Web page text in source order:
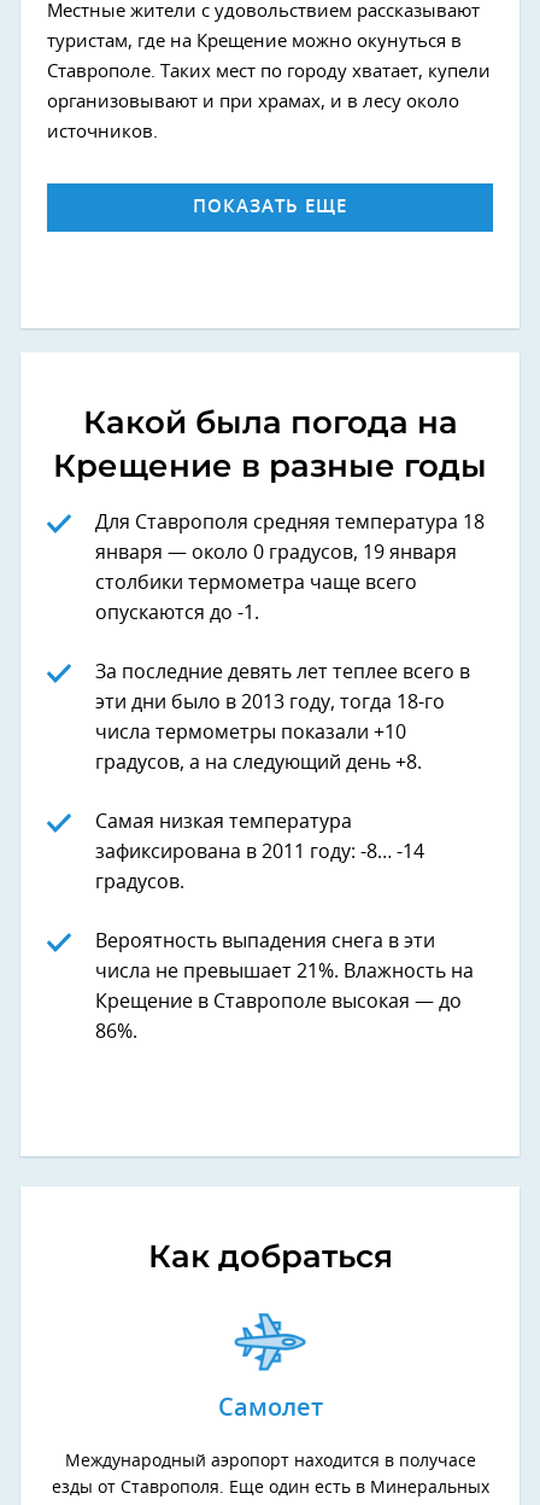
Местные жители с удовольствием рассказывают
туристам, где на Крещение можно окунуться в
Ставрополе. Таких мест по городу хватает, купели
организовывают и при храмах, и в лесу около
источников.
ПОКАЗАТЬ ЕЩЕ
Какой была погода на
Крещение в разные годы
Для Ставрополя средняя температура 18
января — около 0 градусов, 19 января
столбики термометра чаще всего
опускаются до -1.
За последние девять лет теплее всего в
эти дни было в 2013 году, тогда 18-го
числа термометры показали +10
градусов, а на следующий день +8.
Самая низкая температура
зафиксирована в 2011 году: -8… -14
градусов.
Вероятность выпадения снега в эти
числа не превышает 21%. Влажность на
Крещение в Ставрополе высокая — до
86%.
Как добраться
Самолет
Международный аэропорт находится в получасе
езды от Ставрополя. Еще один есть в Минеральных